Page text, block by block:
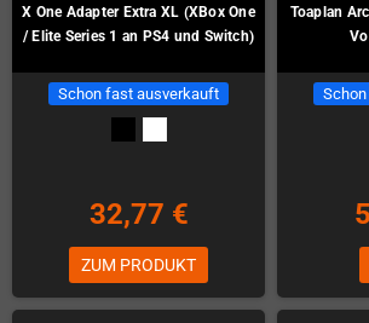
X One Adapter Extra XL (XBox One
/ Elite Series 1 an PS4 und Switch)
Schon fast ausverkauft
32,77 €
ZUM PRODUKT
Toaplan